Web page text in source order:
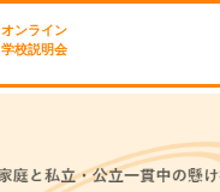
オンライン
学校説明会